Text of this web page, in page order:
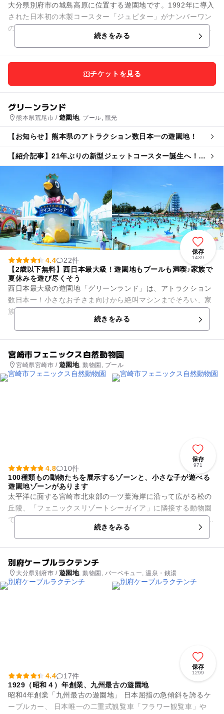
大分県別府市の城島高原に位置する遊園地です。1992年に導入
された日本初の木製コースター「ジュピター」がナンバーワン
の人気を誇っています。コースターなどの絶叫系はもちろん、
お子さまと一緒に楽しめ...続きをみる
チケットを見る
グリーンランド
熊本県荒尾市 / 遊園地, プール, 観光
【お知らせ】熊本県のアトラクション数日本一の遊園地！
【紹介記事】21年ぶりの新型ジェットコースター誕生へ！花
保存
1439
4.4
22件
【2歳以下無料】西日本最大級！遊園地もプールも満喫♪家族で
夏休みを遊び尽くそう
西日本最大級の遊園地「グリーンランド」は、アトラクション
数日本一！小さなお子さま向けから絶叫マシンまでそろい、家
族みんなが一日中楽しめます。 2歳以下は遊園地の入園無料な
ので、遊園地デビューに...続きをみる
宮崎市フェニックス自然動物園
宮崎県宮崎市 / 遊園地, 動物園, プール
保存
971
4.8
10件
100種類もの動物たちを展示するゾーンと、小さな子が遊べる
遊園地ゾーンがあります
太平洋に面する宮崎市北東部の一ツ葉海岸に沿って広がる松の
丘陵、「フェニックスリゾートシーガイア」に隣接する動物園
です。 アジアゾウ展示場、アフリカ園、ラクダ園、類人猿舎、
こども動物村などで、約...続きをみる
別府ケーブルラクテンチ
大分県別府市 / 遊園地, 動物園, バーベキュー, 温泉・銭湯
保存
1299
4.4
17件
1929（昭和４）年創業、九州最古の遊園地
昭和4年創業「九州最古の遊園地」 日本屈指の急傾斜を誇るケ
ーブルカー、 日本唯一の二重式観覧車「フラワー観覧車」や